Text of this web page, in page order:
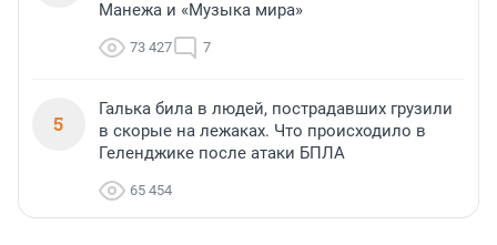
Манежа и «Музыка мира»
73 427 7
5
Галька била в людей, пострадавших грузили
в скорые на лежаках. Что происходило в
Геленджике после атаки БПЛА
65 454